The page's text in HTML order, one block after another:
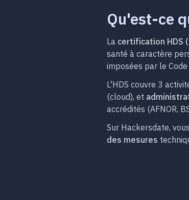
Qu'est-ce
La certification HDS
santé à caractère
imposées par le
L'HDS couvre 3
(cloud), et
accrédités (AFNOR,
Sur Hackersdate,
des mesures